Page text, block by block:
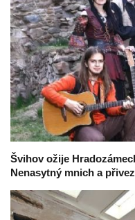
Švihov ožije
Nenasytný mnich a